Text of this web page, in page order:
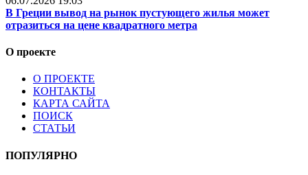
В Греции вывод на рынок пустующего жилья может
отразиться на цене квадратного метра
О проекте
О ПРОЕКТЕ
КОНТАКТЫ
КАРТА САЙТА
ПОИСК
СТАТЬИ
ПОПУЛЯРНО